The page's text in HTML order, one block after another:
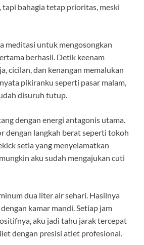
tapi bahagia tetap prioritas, meski
meditasi untuk mengosongkan
berhasil. Detik keenam
cicilan, dan kenangan memalukan
pikiranku seperti pasar malam,
disuruh tutup.
dengan energi antagonis utama.
dengan langkah berat seperti tokoh
setia yang menyelamatkan
aku sudah mengajukan cuti
dua liter air sehari. Hasilnya
kamar mandi. Setiap jam
aku jadi tahu jarak tercepat
dengan presisi atlet profesional.